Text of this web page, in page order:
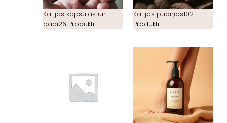
Kafijas kapsulas un
padi26 Produkti
Kafijas pupiņas102
Produkti